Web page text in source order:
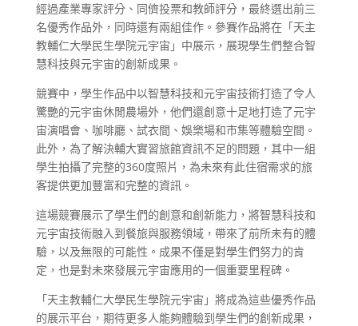
經過產業專家評分、同儕投票和教師評分，最終選出前三
名優秀作品外，同時還有兩組佳作。參賽作品將在「天主
教輔仁大學民生學院元宇宙」中展示，展現學生們整合智
慧科技與元宇宙的創新成果。
競賽中，學生作品中以智慧科技和元宇宙技術打造了令人
驚艷的元宇宙休閒農場外，他們還創意十足地打造了元宇
宙演唱會、咖啡廳、試衣間、娛樂場和市集等體驗空間。
此外，為了解決輔大實習旅館資訊不足的問題，其中一組
學生拍攝了完整的360度照片，為未來有此住宿需求的旅
客提供更加豐富和完整的資訊。
這場競賽展示了學生們的創意和創新能力，將智慧科技和
元宇宙技術融入到餐旅與服務領域，帶來了前所未有的體
驗，以及無限的可能性。成果不僅是對學生們努力的肯
定，也是對未來發展元宇宙應用的一個重要里程碑。
「天主教輔仁大學民生學院元宇宙」將成為這些優秀作品
的展示平台，期待更多人能夠體驗到學生們的創新成果，